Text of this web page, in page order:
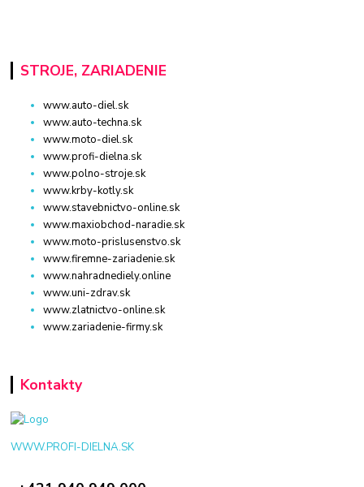
STROJE, ZARIADENIE
www.auto-diel.sk
www.auto-techna.sk
www.moto-diel.sk
www.profi-dielna.sk
www.polno-stroje.sk
www.krby-kotly.sk
www.stavebnictvo-online.sk
www.maxiobchod-naradie.sk
www.moto-prislusenstvo.sk
www.firemne-zariadenie.sk
www.nahradnediely.online
www.uni-zdrav.sk
www.zlatnictvo-online.sk
www.zariadenie-firmy.sk
Kontakty
WWW.PROFI-DIELNA.SK